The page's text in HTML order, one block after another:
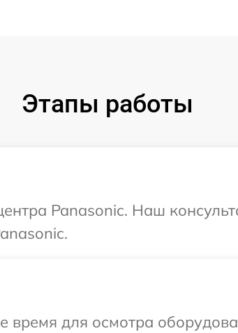
Этапы работы
Panasonic. Наш
для осмотра